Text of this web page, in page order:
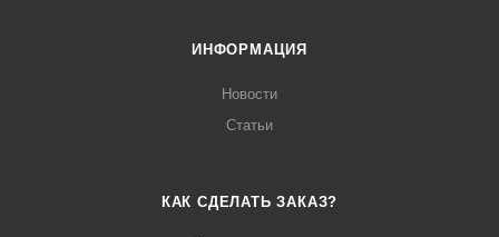
ИНФОРМАЦИЯ
Новости
Статьи
КАК СДЕЛАТЬ ЗАКАЗ?